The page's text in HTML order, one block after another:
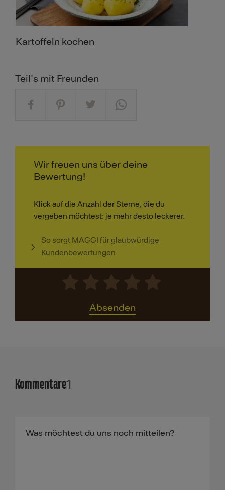
Kartoffeln kochen
Teil's mit Freunden
Wir freuen uns über deine
Bewertung!
Klick auf die Anzahl der Sterne, die du
vergeben möchtest: je mehr desto leckerer.
So sorgt MAGGI für glaubwürdige
Kundenbewertungen
Absenden
Kommentare1